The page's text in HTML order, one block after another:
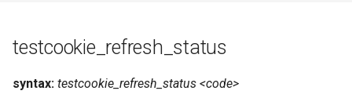
testcookie_refresh_status
syntax: testcookie_refresh_status <code>